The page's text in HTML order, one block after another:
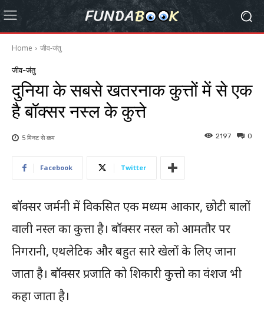
Home जीव-जंतु
जीव-जंतु
दुनिया के सबसे खतरनाक कुत्तों में से एक
है बॉक्सर नस्ल के कुत्ते
0
2197
5 मिनट सेकम
Facebook Twitter
बॉक्सर जर्मनी में विकसित एक मध्यम आकार, छोटी बालों
वाली नस्ल का कुत्ता है। बॉक्सर नस्ल को आमतौर पर
निगरानी, एथलेटिक और बहुत सारे खेलों के लिए जाना
जाता है। बॉक्सर प्रजाति को शिकारी कुत्तो का वंशज भी
कहा जाता है।